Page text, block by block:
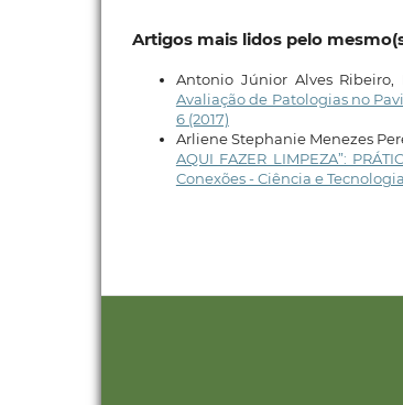
Artigos mais lidos pelo
Antonio Júnior Alves Ribeiro,
Avaliação de Patologias no
6 (2017)
Arliene Stephanie Menezes
AQUI FAZER LIMPEZA”:
Conexões - Ciência e